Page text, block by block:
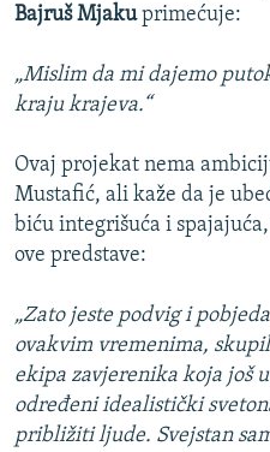
Bajruš Mjakuprimećuje:
„Mislim da mi dajemo
kraju krajeva.“
Ovaj projekat nema
Mustafić, ali kaže da je
biću integrišuća i
ove predstave:
„Zato jeste podvig i
ovakvim vremenima,
ekipa zavjerenika koja još
određeni idealistički
približiti ljude. Svejstan